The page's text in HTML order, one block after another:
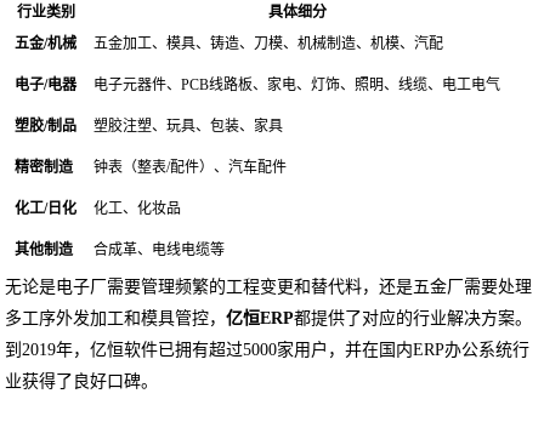
行业类别
具体细分
五金/机械
五金加工、模具、铸造、刀模、机械制造、机模、汽配
电子/电器 电子元器件、PCB线路板、家电、灯饰、照明、线缆、电工电气
塑胶/制品 塑胶注塑、玩具、包装、家具
精密制造 钟表（整表/配件）、汽车配件
化工/日化 化工、化妆品
其他制造 合成革、电线电缆等
无论是电子厂需要管理频繁的工程变更和替代料，还是五金厂需要处理
多工序外发加工和模具管控，亿恒ERP都提供了对应的行业解决方案。
到2019年，亿恒软件已拥有超过5000家用户，并在国内ERP办公系统行
业获得了良好口碑。